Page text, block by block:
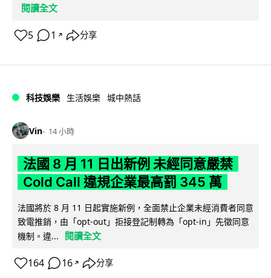
閱讀全文
5 1 ↗ 分享
科技娛樂 生活娛樂 城中熱話
Vin 14 小時
法國 8 月 11 日出新例 未經同意嚴禁
Cold Call 違規企業最高罰 345 萬
法國將於 8 月 11 日起實施新例，全面禁止企業未經消費者同意
致電推銷，由「opt-out」拒接登記制轉為「opt-in」先徵同意
機制。違...
閱讀全文
164 16 ↗ 分享